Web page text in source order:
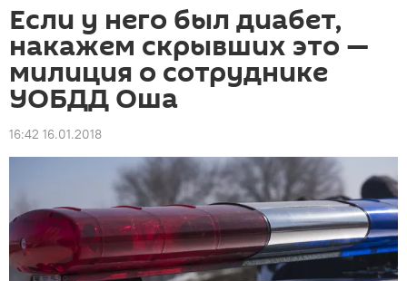
Если у него был диабет,
накажем скрывших это —
милиция о сотруднике
УОБДД Оша
16:42 16.01.2018